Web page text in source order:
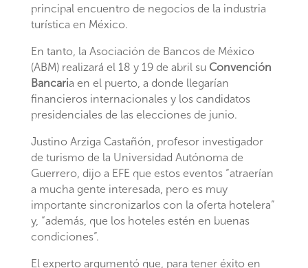
principal encuentro de negocios de la industria
turística en México.
En tanto, la Asociación de Bancos de México
(ABM) realizará el 18 y 19 de abril su Convención
Bancaria en el puerto, a donde llegarían
financieros internacionales y los candidatos
presidenciales de las elecciones de junio.
Justino Arziga Castañón, profesor investigador
de turismo de la Universidad Autónoma de
Guerrero, dijo a EFE que estos eventos “atraerían
a mucha gente interesada, pero es muy
importante sincronizarlos con la oferta hotelera”
y, “además, que los hoteles estén en buenas
condiciones”.
El experto argumentó que, para tener éxito en